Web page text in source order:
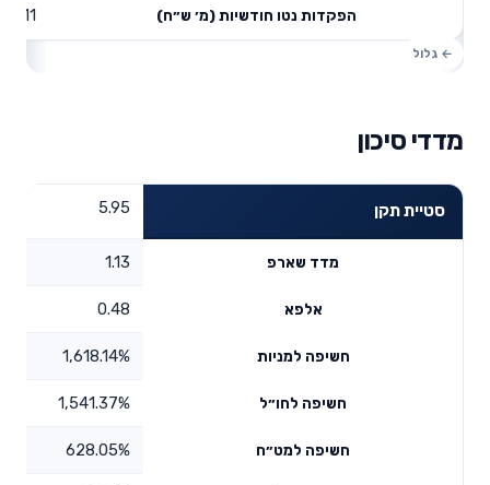
הפקדות נטו חודשיות (מ׳ ש״ח) 62.11
מדדי סיכון
סטיית תקן 5.95
מדד שארפ 1.13
אלפא 0.48
חשיפה למניות 1,618.14%
חשיפה לחו״ל 1,541.37%
חשיפה למט״ח 628.05%